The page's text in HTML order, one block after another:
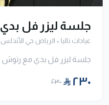
جلسة ليزر فل
عيادات تاليا • الرياض حي الأندلس
جلسة ليزر فل بدي مع رتوش
٢٣٠ ٢٣٠